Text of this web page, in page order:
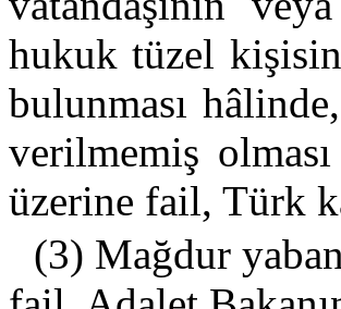
hukuk tüzel
bulunması
verilmemiş
üzerine fail, Türk
(3) Mağdur